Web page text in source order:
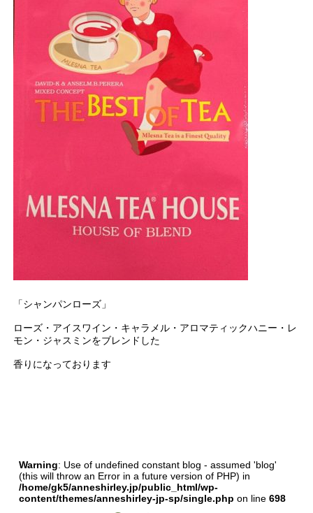
「シャンパンローズ」
ローズ・アイスワイン・キャラメル・アロマティックハニー・レ
モン・ジャスミンをブレンドした
香りになっております
Warning: Use of undefined constant blog - assumed 'blog'
(this will throw an Error in a future version of PHP) in
/home/gk5/anneshirley.jp/public_html/wp-
content/themes/anneshirley-jp-sp/single.php on line698